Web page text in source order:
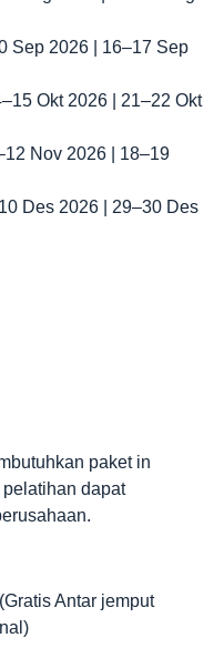
Sep 2026 | 16–17 Sep
Okt 2026 | 21–22 Okt
Nov 2026 | 18–19
Des 2026 | 29–30 Des
paket in
dapat
Antar jemput